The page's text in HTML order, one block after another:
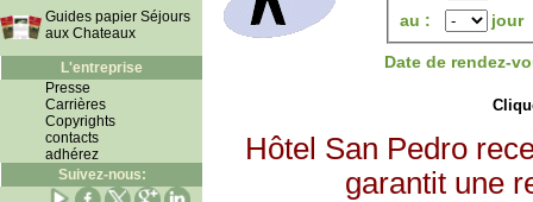
Guides papier Séjours
aux Chateaux
L'entreprise
Presse
Carrières
Copyrights
contacts
adhérez
Suivez-nous:
au :
jour
Date de rendez-
Hôtel San Pedro
garantit une